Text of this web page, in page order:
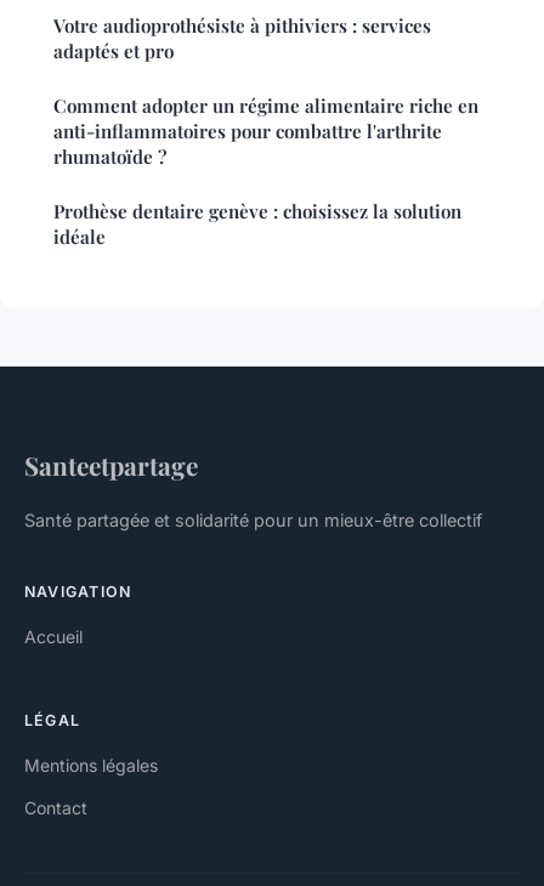
Votre audioprothésiste à pithiviers : services
adaptés et pro
Comment adopter un régime alimentaire riche en
anti-inflammatoires pour combattre l'arthrite
rhumatoïde ?
Prothèse dentaire genève : choisissez la solution
idéale
Santeetpartage
Santé partagée et solidarité pour un mieux-être collectif
NAVIGATION
Accueil
LÉGAL
Mentions légales
Contact